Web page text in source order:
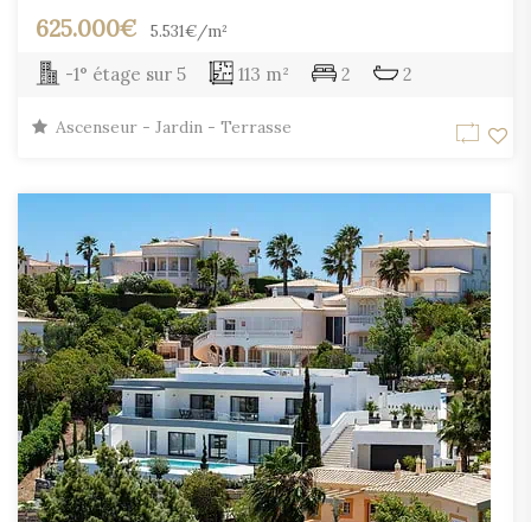
625.000€ 5.531€/m²
-1° étage sur 5 113 m² 2 2
Ascenseur - Jardin - Terrasse